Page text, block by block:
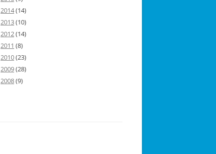
2014(14)
2013(10)
2012(14)
2011 (8)
2010(23)
2009(28)
2008(9)